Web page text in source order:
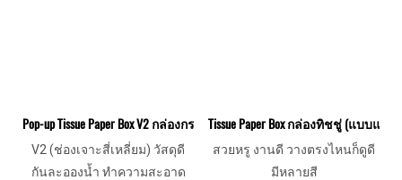
Pop-up Tissue Paper Box V2 กล่องกระดาษทิชชู่หนัง แบบป๊อปอัพ
V2 (ช่องเจาะสี่เหลี่ยม) วัสดุดี
กันละอองน้ำ ทำความสะอาด
Tissue Paper Box กล่องทิชชู่ (แบบแผ่
สวยหรู งานดี วางตรงไหนก็ดูดี
มีหลายสี